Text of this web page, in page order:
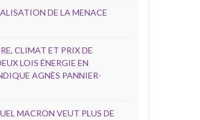
DE LA MENACE
CLIMAT ET PRIX DE
LOIS ÉNERGIE EN
AGNÈS PANNIER-
MACRON VEUT PLUS DE